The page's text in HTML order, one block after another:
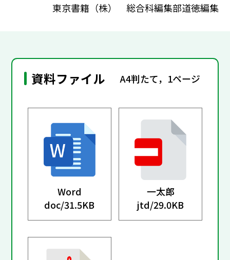
東京書籍（株） 総合科編集部道徳編集
資料ファイル A4判たて，1ページ
Word
doc/31.5KB
一太郎
jtd/29.0KB